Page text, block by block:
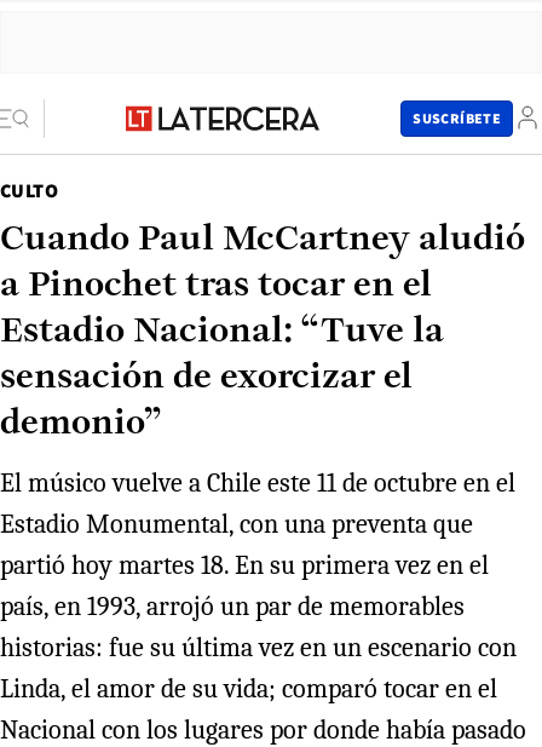
SUSCRÍBETE
CULTO
Cuando Paul McCartney aludió
a Pinochet tras tocar en el
Estadio Nacional: “Tuve la
sensación de exorcizar el
demonio”
El músico vuelve a Chile este 11 de octubre en el
Estadio Monumental, con una preventa que
partió hoy martes 18. En su primera vez en el
país, en 1993, arrojó un par de memorables
historias: fue su última vez en un escenario con
Linda, el amor de su vida; comparó tocar en el
Nacional con los lugares por donde había pasado